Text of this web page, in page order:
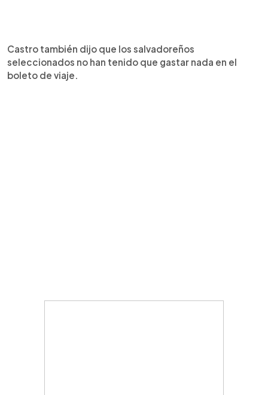
Castro también dijo que los salvadoreños
seleccionados no han tenido que gastar nada en el
boleto de viaje.